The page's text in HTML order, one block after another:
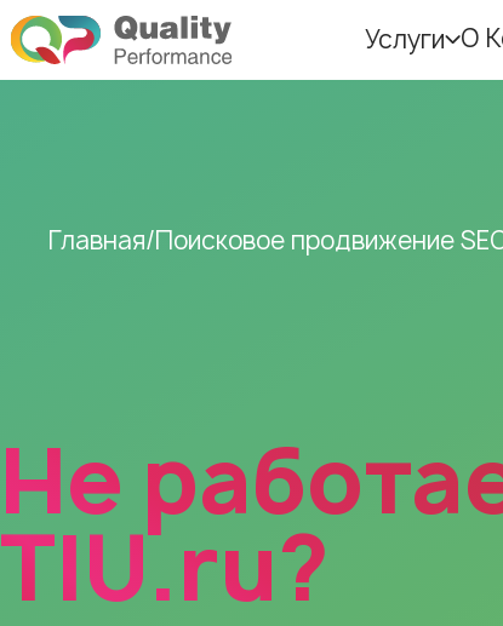
Услуги О
Главная Поисковое продвижение
Не
TIU.ru?